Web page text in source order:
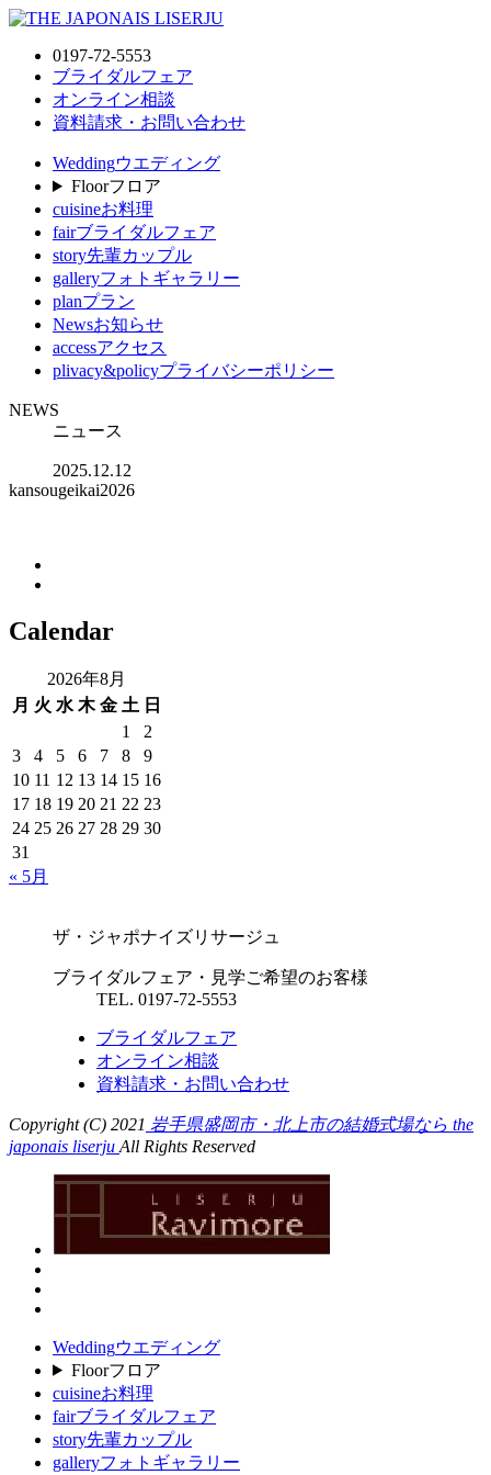
0197-72-5553
ブライダルフェア
オンライン相談
資料請求・お問い合わせ
Weddingウエディング
Floorフロア
cuisineお料理
fairブライダルフェア
story先輩カップル
galleryフォトギャラリー
planプラン
Newsお知らせ
accessアクセス
plivacy&policyプライバシーポリシー
NEWS
ニュース
2025.12.12
kansougeikai2026
Calendar
2026年8月
月 火 水 木 金 土 日
1
2
3
4 5 6 7 8
9
10 11 12 13 14 15 16
17 18 19 20 21 22 23
24 25 26 27 28 29 30
31
« 5月
ザ・ジャポナイズリサージュ
ブライダルフェア・見学ご希望のお客様
TEL. 0197-72-5553
ブライダルフェア
オンライン相談
資料請求・お問い合わせ
Copyright (C) 2021 岩手県盛岡市・北上市の結婚式場なら the
japonais liserju All Rights Reserved
Weddingウエディング
Floorフロア
cuisineお料理
fairブライダルフェア
story先輩カップル
galleryフォトギャラリー